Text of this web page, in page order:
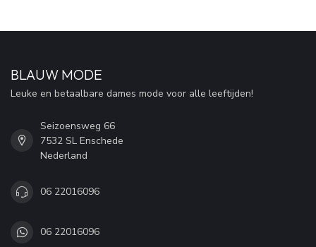
BLAUW MODE
Leuke en betaalbare dames mode voor alle leeftijden!
Seizoensweg 66
7532 SL Enschede
Nederland
06 22016096
06 22016096